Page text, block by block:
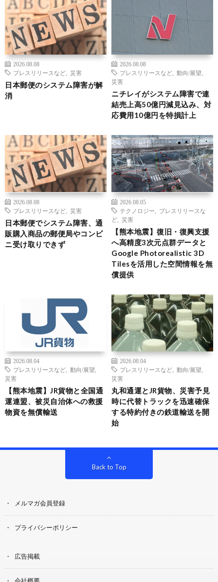
2026.08.08
プレスリリースなど
災害
日本郵便のシステム障害が解
消
2026.08.08
プレスリリースなど
動向/展望
災害
ニチレイがシステム障害で連
結売上高50億円減見込み、対
応費用10億円を特損計上
2026.08.08
プレスリリースなど
災害
日本郵便でシステム障害、通
販購入商品の郵便局やコンビ
ニ受け取りできず
2026.08.05
テクノロジー
プレスリリースな
ど
災害
【熊本地震】復旧・復興支援
へ高精度3次元点群データと
Google Photorealistic 3D
Tilesを活用した空間情報を無
償提供
2026.08.04
プレスリリースなど
動向/展望
災害
【熊本地震】JR貨物と全国通
運連盟、被災自治体への救援
物資を無償輸送
2026.08.04
プレスリリースなど
動向/展望
災害
丸和通運とJR貨物、災害予見
時に代替トラックを迅速確保
する特約付きの鉄道輸送を開
始
Back to Top
メルマガ会員登録
プライバシーポリシー
広告掲載